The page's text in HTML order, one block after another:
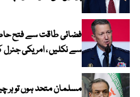
فضائی طاقت سے فتح
سے نکلیں ، امریکی
مسلمان متحد ہوں تو ہر